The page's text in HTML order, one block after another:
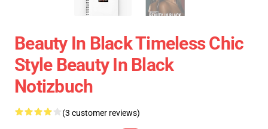
Beauty In Black Timeless Chic
Style Beauty In Black
Notizbuch
(3 customer reviews)